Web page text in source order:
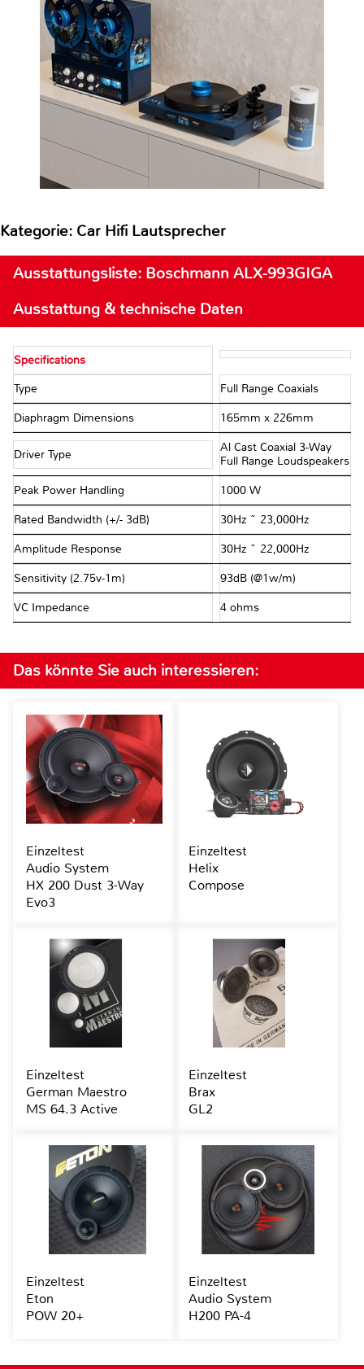
Kategorie: Car Hifi Lautsprecher
Ausstattungsliste: Boschmann ALX-993GIGA
Ausstattung & technische Daten
Specifications
Type Full Range Coaxials
Diaphragm Dimensions 165mm x 226mm
Driver Type
Al Cast Coaxial 3-Way
Full Range Loudspeakers
Peak Power Handling 1000 W
Rated Bandwidth (+/- 3dB) 30Hz ~ 23,000Hz
Amplitude Response 30Hz ~ 22,000Hz
Sensitivity (2.75v-1m) 93dB (@1w/m)
VC Impedance 4 ohms
Das könnte Sie auch interessieren:
Einzeltest
Audio System
HX 200 Dust 3-Way
Evo3
Einzeltest
Helix
Compose
Einzeltest
German Maestro
MS 64.3 Active
Einzeltest
Brax
GL2
Einzeltest
Eton
POW 20+
Einzeltest
Audio System
H200 PA-4